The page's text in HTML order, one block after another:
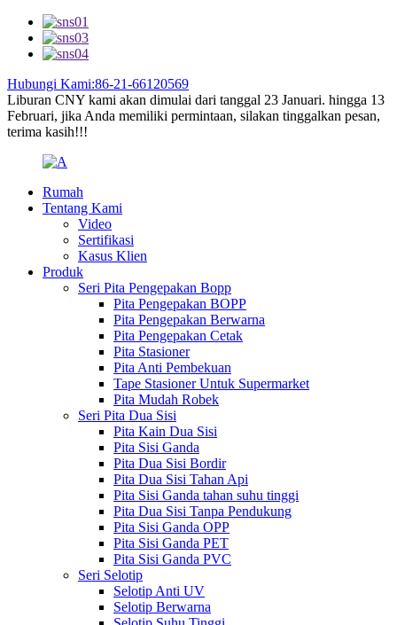
Hubungi Kami:86-21-66120569
Liburan CNY kami akan dimulai dari tanggal 23 Januari. hingga 13
Februari, jika Anda memiliki permintaan, silakan tinggalkan pesan,
terima kasih!!!
Rumah
Tentang Kami
Video
Sertifikasi
Kasus Klien
Produk
Seri Pita Pengepakan Bopp
Pita Pengepakan BOPP
Pita Pengepakan Berwarna
Pita Pengepakan Cetak
Pita Stasioner
Pita Anti Pembekuan
Tape Stasioner Untuk Supermarket
Pita Mudah Robek
Seri Pita Dua Sisi
Pita Kain Dua Sisi
Pita Sisi Ganda
Pita Dua Sisi Bordir
Pita Dua Sisi Tahan Api
Pita Sisi Ganda tahan suhu tinggi
Pita Dua Sisi Tanpa Pendukung
Pita Sisi Ganda OPP
Pita Sisi Ganda PET
Pita Sisi Ganda PVC
Seri Selotip
Selotip Anti UV
Selotip Berwarna